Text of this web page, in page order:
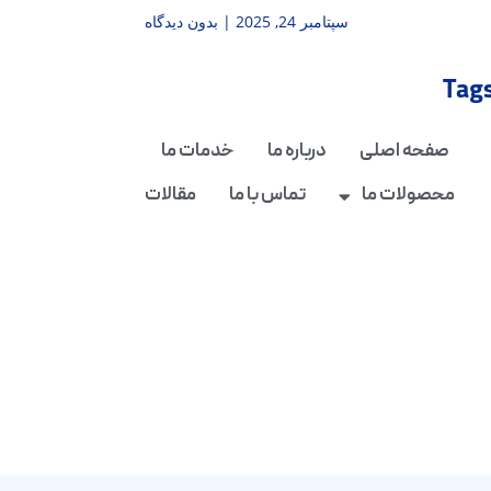
سپتامبر 24, 2025 بدون دیدگاه
صفحه اصلی درباره ما
خدمات ما
محصولات ما
تماس با ما مقالات